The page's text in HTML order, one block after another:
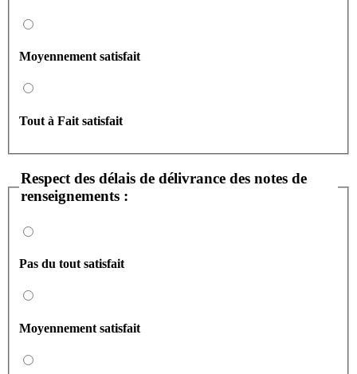
Moyennement satisfait
Tout à Fait satisfait
Respect des délais de délivrance des notes de
renseignements :
Pas du tout satisfait
Moyennement satisfait